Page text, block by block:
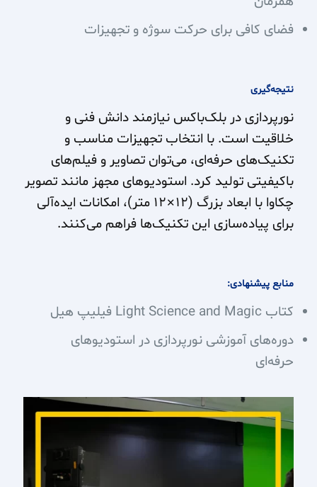
فضای کافی برای حرکت سوژه و تجهیزات
نتیجه‌گیری
نورپردازی در بلک‌باکس نیازمند دانش فنی و
خلاقیت است. با انتخاب تجهیزات مناسب و
تکنیک‌های حرفه‌ای، می‌توان تصاویر و فیلم‌های
باکیفیتی تولید کرد. استودیوهای مجهز مانند تصویر
چکاوا با ابعاد بزرگ (۱۲×۱۲ متر)، امکانات ایده‌آلی
برای پیاده‌سازی این تکنیک‌ها فراهم می‌کنند.
منابع پیشنهادی:
کتاب Light Science and Magic فیلیپ هیل
دوره‌های آموزشی نورپردازی در استودیوهای
حرفه‌ای